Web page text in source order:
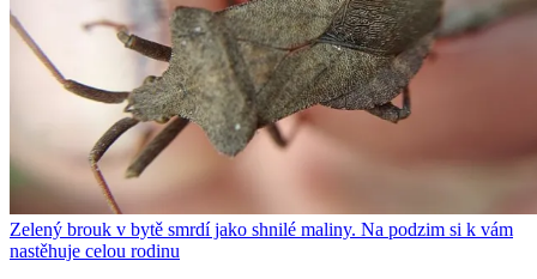
Zelený brouk v bytě smrdí jako shnilé maliny. Na podzim si k vám
nastěhuje celou rodinu